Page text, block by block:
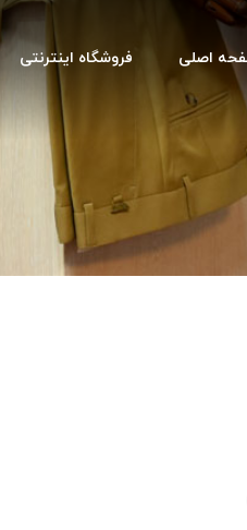
اصلی فروشگاه اینترنتی